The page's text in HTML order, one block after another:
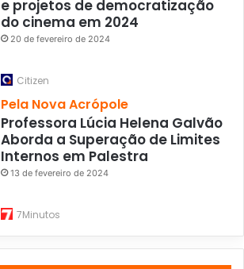
e projetos de democratização
do cinema em 2024
20 de fevereiro de 2024
Citizen
Pela Nova Acrópole
Professora Lúcia Helena Galvão
Aborda a Superação de Limites
Internos em Palestra
13 de fevereiro de 2024
7Minutos